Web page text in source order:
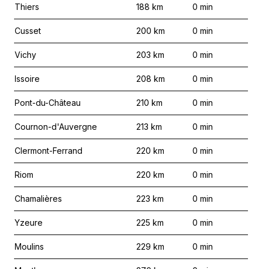
Thiers 188 km 0 min
Cusset 200 km 0 min
Vichy 203 km 0 min
Issoire 208 km 0 min
Pont-du-Château 210 km 0 min
Cournon-d'Auvergne 213 km 0 min
Clermont-Ferrand 220 km 0 min
Riom 220 km 0 min
Chamalières 223 km 0 min
Yzeure 225 km 0 min
Moulins 229 km 0 min